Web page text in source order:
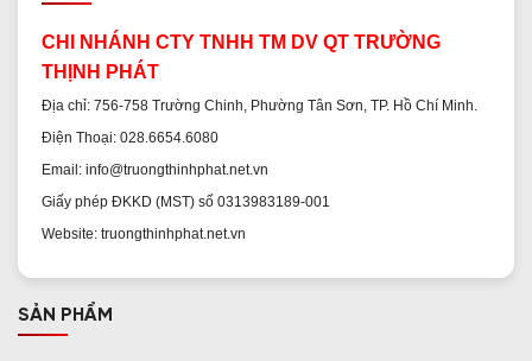
CHI NHÁNH CTY TNHH TM DV QT TRƯỜNG
THỊNH PHÁT
Địa chỉ: 756-758 Trường Chinh, Phường Tân Sơn, TP. Hồ Chí Minh.
Điện Thoại: 028.6654.6080
Email: info@truongthinhphat.net.vn
Giấy phép ĐKKD (MST) số 0313983189-001
Website: truongthinhphat.net.vn
SẢN PHẨM